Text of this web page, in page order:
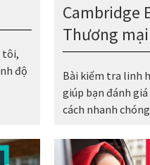
tôi,
độ
Cambridge
Thương mại
Bài kiểm tra linh
giúp bạn đánh
cách nhanh